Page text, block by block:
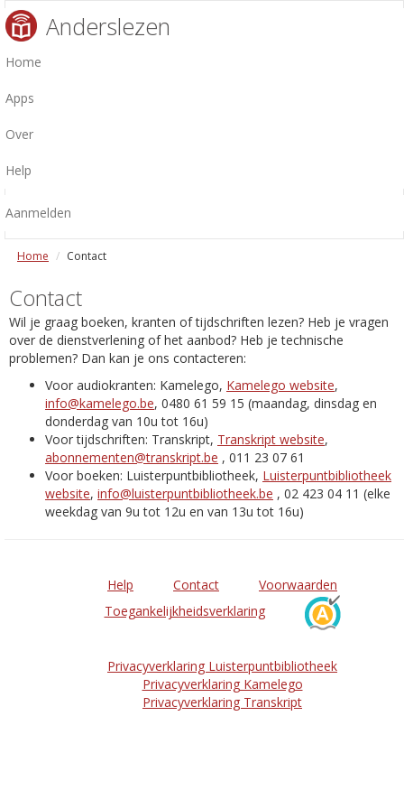
Anderslezen
Home
Apps
Over
Help
Aanmelden
Home Contact
Contact
Wil je graag boeken, kranten of tijdschriften lezen? Heb je vragen
over de dienstverlening of het aanbod? Heb je technische
problemen? Dan kan je ons contacteren:
Voor audiokranten: Kamelego, Kamelego website,
info@kamelego.be, 0480 61 59 15 (maandag, dinsdag en
donderdag van 10u tot 16u)
Voor tijdschriften: Transkript, Transkript website,
abonnementen@transkript.be , 011 23 07 61
Voor boeken: Luisterpuntbibliotheek, Luisterpuntbibliotheek
website, info@luisterpuntbibliotheek.be , 02 423 04 11 (elke
weekdag van 9u tot 12u en van 13u tot 16u)
Help Contact
Voorwaarden
Toegankelijkheidsverklaring
Privacyverklaring Luisterpuntbibliotheek
Privacyverklaring Kamelego
Privacyverklaring Transkript